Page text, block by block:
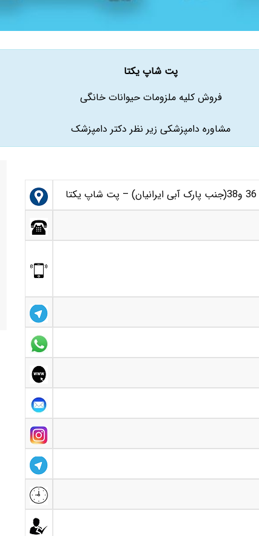
پت شاپ یکتا
فروش کلیه ملزومات حیوانات خانگی
مشاوره دامپزشکی زیر نظر دکتر دامپزشک